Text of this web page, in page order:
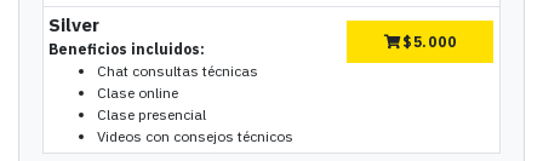
Silver
Beneficios incluidos:
Chat consultas técnicas
Clase online
Clase presencial
Videos con consejos técnicos
$5.000